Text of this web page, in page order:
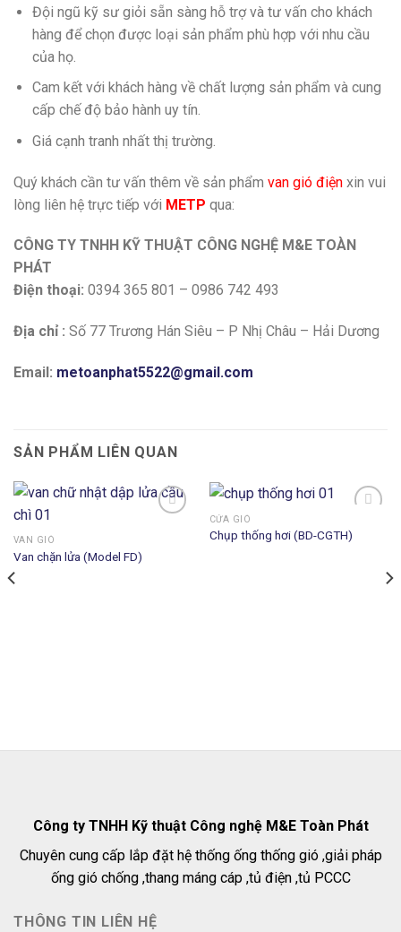
Đội ngũ kỹ sư giỏi sẵn sàng hỗ trợ và tư vấn cho khách
hàng để chọn được loại sản phẩm phù hợp với nhu cầu
của họ.
Cam kết với khách hàng về chất lượng sản phẩm và cung
cấp chế độ bảo hành uy tín.
Giá cạnh tranh nhất thị trường.
Quý khách cần tư vấn thêm về sản phẩm van gió điện xin vui
lòng liên hệ trực tiếp với METP qua:
CÔNG TY TNHH KỸ THUẬT CÔNG NGHỆ M&E TOÀN
PHÁT
Điện thoại: 0394 365 801 – 0986 742 493
Địa chỉ : Số 77 Trương Hán Siêu – P Nhị Châu – Hải Dương
Email: metoanphat5522@gmail.com
SẢN PHẨM LIÊN QUAN
VAN GIÓ
Van chặn lửa (Model FD)
CỬA GIÓ
Chụp thống hơi (BD-CGTH)
Công ty TNHH Kỹ thuật Công nghệ M&E Toàn Phát
Chuyên cung cấp lắp đặt hệ thống ống thống gió ,giải pháp
ống gió chống ,thang máng cáp ,tủ điện ,tủ PCCC
THÔNG TIN LIÊN HỆ